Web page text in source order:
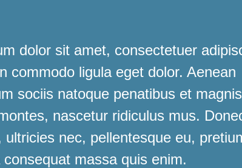
dolor sit amet, consectetuer
commodo ligula eget dolor. Aenean
sociis natoque penatibus et
nascetur ridiculus mus.
ultricies nec, pellentesque eu,
massa quis enim.